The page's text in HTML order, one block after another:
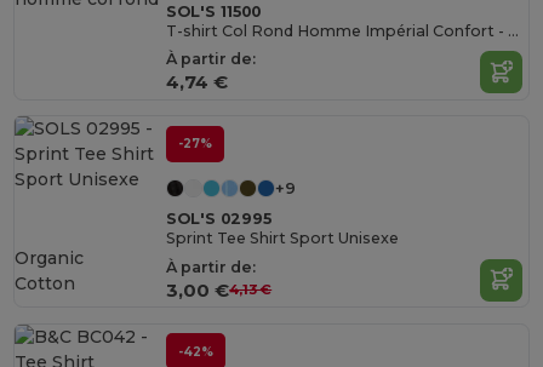
SOL'S 11500
T-shirt Col Rond Homme Impérial Confort - qualité supérieure - coton semi-peigné
À partir de:
4,74 €
-27%
+9
SOL'S 02995
Sprint Tee Shirt Sport Unisexe
À partir de:
3,00 €4,13 €
Organic
Cotton
-42%